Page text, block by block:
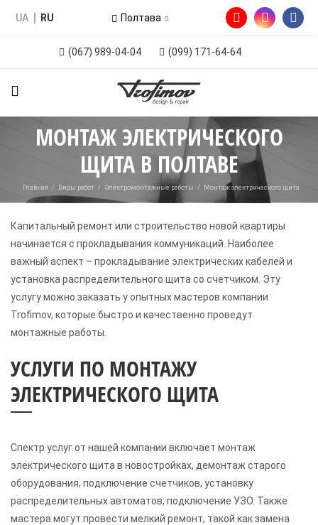
(067) 989-04-04 (099) 171-64-64
UA RU Полтава
МОНТАЖ ЭЛЕКТРИЧЕСКОГО
ЩИТА В ПОЛТАВЕ
Главная / Виды работ / Электромонтажные работы / Монтаж электрического щита
Капитальный ремонт или строительство новой квартиры
начинается с прокладывания коммуникаций. Наиболее
важный аспект – прокладывание электрических кабелей и
установка распределительного щита со счетчиком. Эту
услугу можно заказать у опытных мастеров компании
Trofimov, которые быстро и качественно проведут
монтажные работы.
УСЛУГИ ПО МОНТАЖУ
ЭЛЕКТРИЧЕСКОГО ЩИТА
Спектр услуг от нашей компании включает монтаж
электрического щита в новостройках, демонтаж старого
оборудования, подключение счетчиков, установку
распределительных автоматов, подключение УЗО. Также
мастера могут провести мелкий ремонт, такой как замена